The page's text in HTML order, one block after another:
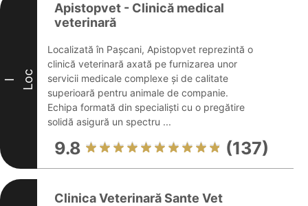
I Loc
Apistopvet - Clinică medical
veterinară
Localizată în Pașcani, Apistopvet reprezintă o
clinică veterinară axată pe furnizarea unor
servicii medicale complexe și de calitate
superioară pentru animale de companie.
Echipa formată din specialiști cu o pregătire
solidă asigură un spectru ...
9.8 (137)
Clinica Veterinară Sante Vet